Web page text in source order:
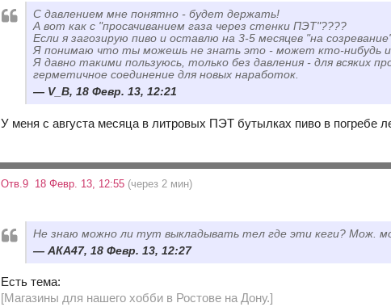
С давлением мне понятно - будет держать!
А вот как с "просачиванием газа через стенки ПЭТ"????
Если я загозирую пиво и оставлю на 3-5 месяцев "на
Я понимаю что ты можешь не знать это - может кто-нибудь
Я давно такими пользуюсь, только без давления - для
герметичное соединение для новых наработок.
V_B, 18 Февр. 13, 12:21
У меня с августа месяца в литровых ПЭТ бутылках пиво в погребе
Отв.9 18 Февр. 13, 12:55 (через 2 мин)
Не знаю можно ли тут выкладывать тел где эти кеги? Мож.
АКА47, 18 Февр. 13, 12:27
Есть тема:
[Магазины для нашего хобби в Ростове на Дону.]